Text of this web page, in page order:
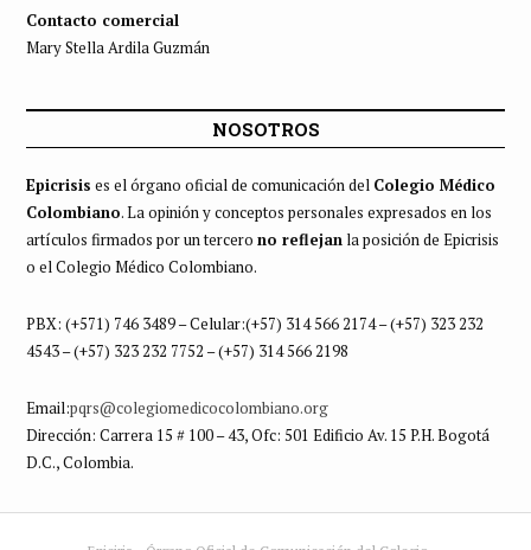
Contacto comercial
Mary Stella Ardila Guzmán
NOSOTROS
Epicrisis es el órgano oficial de comunicación del Colegio Médico
Colombiano. La opinión y conceptos personales expresados en los
artículos firmados por un tercero no reflejan la posición de Epicrisis
o el Colegio Médico Colombiano.
PBX: (+571) 746 3489 – Celular:(+57) 314 566 2174 – (+57) 323 232
4543 – (+57) 323 232 7752 – (+57) 314 566 2198
Email:pqrs@colegiomedicocolombiano.org
Dirección: Carrera 15 # 100 – 43, Ofc: 501 Edificio Av. 15 P.H. Bogotá
D.C., Colombia.